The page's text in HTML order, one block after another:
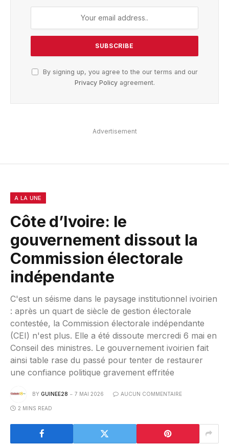
By signing up, you agree to the our terms and our
Privacy Policyagreement.
Advertisement
A LA UNE
Côte d’Ivoire: le
gouvernement dissout la
Commission électorale
indépendante
C'est un séisme dans le paysage institutionnel ivoirien
: après un quart de siècle de gestion électorale
contestée, la Commission électorale indépendante
(CEI) n'est plus. Elle a été dissoute mercredi 6 mai en
Conseil des ministres. Le gouvernement ivoirien fait
ainsi table rase du passé pour tenter de restaurer
une confiance politique gravement effritée
BY GUINEE28 7 MAI 2026 AUCUN COMMENTAIRE
2 MINS READ